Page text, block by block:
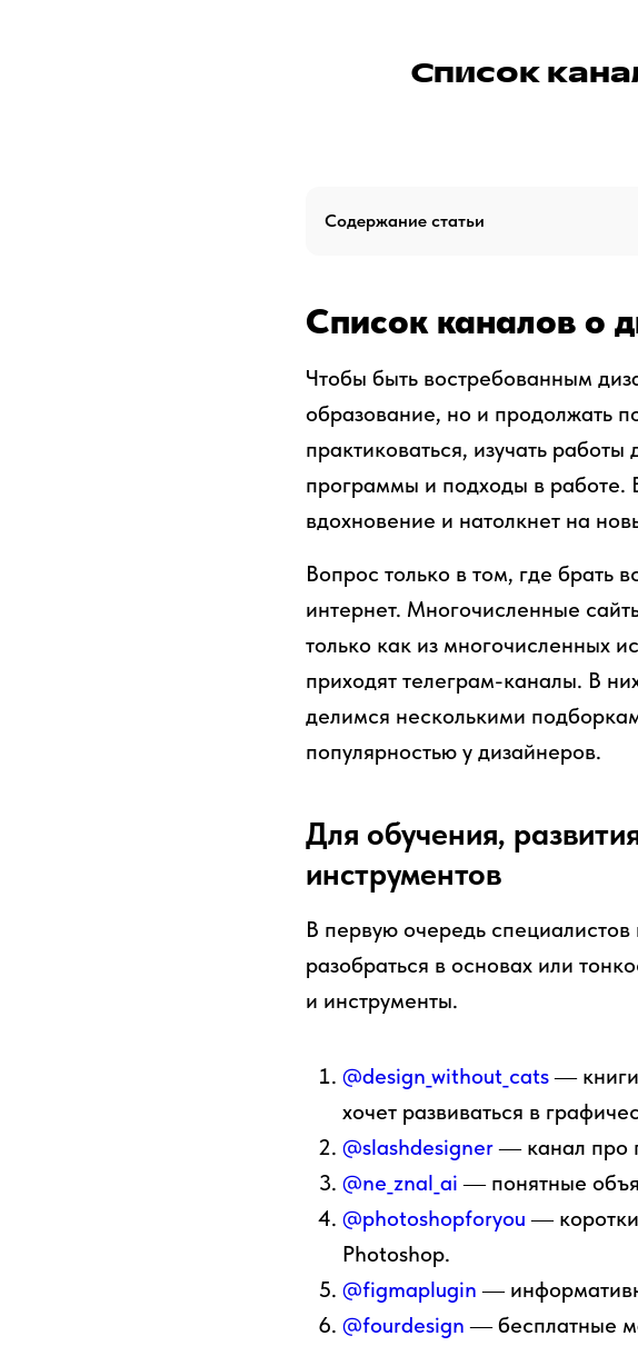
Список
Содержание статьи
Список каналов о
Чтобы быть востребованным
образование, но и продолжать
практиковаться, изучать
программы и подходы в работе.
вдохновение и натолкнет на
Вопрос только в том, где брать
интернет. Многочисленные
только как из многочисленных
приходят телеграм-каналы. В
делимся несколькими
популярностью у дизайнеров.
Для обучения,
инструментов
В первую очередь
разобраться в основах или
и инструменты.
@design_without_cats―
хочет развиваться в
@slashdesigner― канал про
@ne_znal_ai ― понятные
@photoshopforyou ―
Photoshop.
@figmaplugin―
@fourdesign ― бесплатные